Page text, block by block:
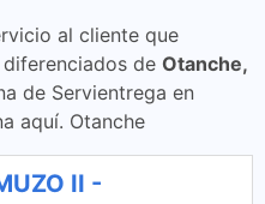
al cliente que
de Otanche,
de Servientrega en
aquí. Otanche
II -